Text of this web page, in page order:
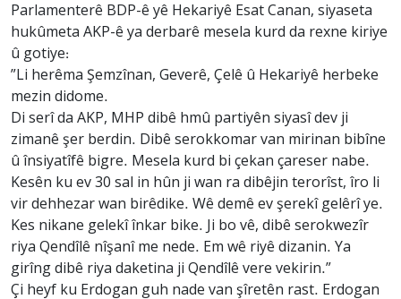
Parlamenterê BDP-ê yê Hekariyê Esat Canan, siyaseta
hukûmeta AKP-ê ya derbarê mesela kurd da rexne kiriye
û gotiye:
”Li herêma Şemzînan, Geverê, Çelê û Hekariyê herbeke
mezin didome.
Di serî da AKP, MHP dibê hmû partiyên siyasî dev ji
zimanê şer berdin. Dibê serokkomar van mirinan bibîne
û însiyatîfê bigre. Mesela kurd bi çekan çareser nabe.
Kesên ku ev 30 sal in hûn ji wan ra dibêjin terorîst, îro li
vir dehhezar wan birêdike. Wê demê ev şerekî gelêrî ye.
Kes nikane gelekî înkar bike. Ji bo vê, dibê serokwezîr
riya Qendîlê nîşanî me nede. Em wê riyê dizanin. Ya
girîng dibê riya daketina ji Qendîlê vere vekirin.”
Çi heyf ku Erdogan guh nade van şîretên rast. Erdogan